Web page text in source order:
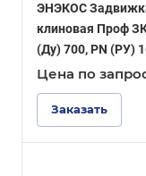
ЭНЭКОС
клиновая Проф
(Ду) 700, PN (РУ)
Цена по запр
Заказать